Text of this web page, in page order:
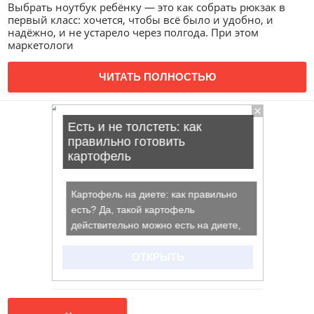
Выбрать ноутбук ребёнку — это как собрать рюкзак в
первый класс: хочется, чтобы всё было и удобно, и
надёжно, и не устарело через полгода. При этом
маркетологи
ЧИТАТЬ ПОЛНОСТЬЮ